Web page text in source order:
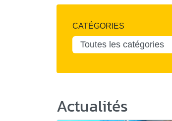
CATÉGORIES
Actualités